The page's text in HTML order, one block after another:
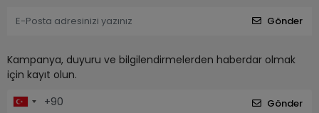
Gönder
Kampanya, duyuru ve bilgilendirmelerden haberdar olmak
için kayıt olun.
Gönder